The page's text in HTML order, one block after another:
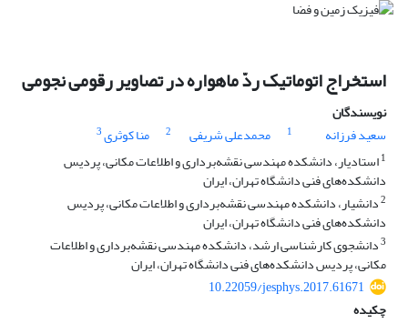
استخراج اتوماتیک ردّ ماهواره در تصاویر رقومی نجومی
نویسندگان
سعید فرزانه
1 محمدعلی شریفی 2 منا کوثری3
1استادیار، دانشکده مهندسی نقشه‌برداری و اطلاعات مکانی، پردیس
دانشکده‌های فنی دانشگاه تهران، ایران
2دانشیار، دانشکده مهندسی نقشه‌برداری و اطلاعات مکانی، پردیس
دانشکده‌های فنی دانشگاه تهران، ایران
3دانشجوی کارشناسی ارشد، دانشکده مهندسی نقشه‌برداری و اطلاعات
مکانی، پردیس دانشکده‌های فنی دانشگاه تهران، ایران
10.22059/jesphys.2017.61671
چکیده